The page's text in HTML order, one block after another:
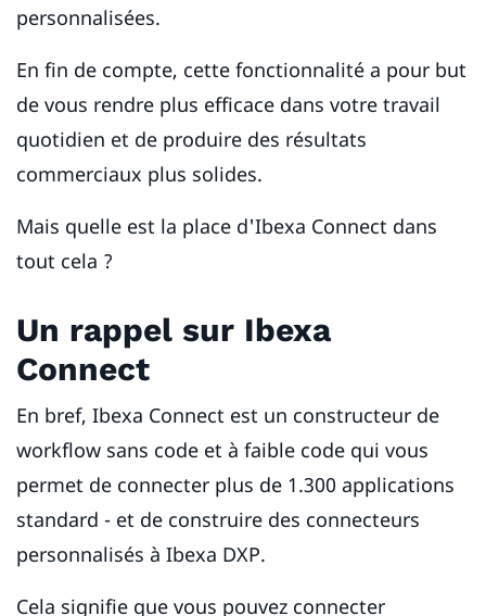
personnalisées.
En fin de compte, cette fonctionnalité a pour but
de vous rendre plus efficace dans votre travail
quotidien et de produire des résultats
commerciaux plus solides.
Mais quelle est la place d'Ibexa Connect dans
tout cela ?
Un rappel sur Ibexa
Connect
En bref, Ibexa Connect est un constructeur de
workflow sans code et à faible code qui vous
permet de connecter plus de 1.300 applications
standard - et de construire des connecteurs
personnalisés à Ibexa DXP.
Cela signifie que vous pouvez connecter